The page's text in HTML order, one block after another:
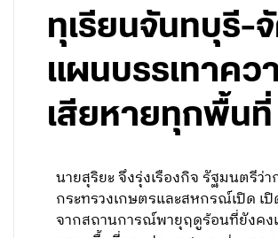
ทุเรียนจันทบุรี-
แผนบรรเทาคว
เสียหายทุกพื้นที่
นายสุริยะ จึงรุ่งเรืองกิจ รัฐมนตรีว่า
กระทรวงเกษตรและสหกรณ์เปิด เปิ
จากสถานการณ์พายุฤดูร้อนที่ยังคง